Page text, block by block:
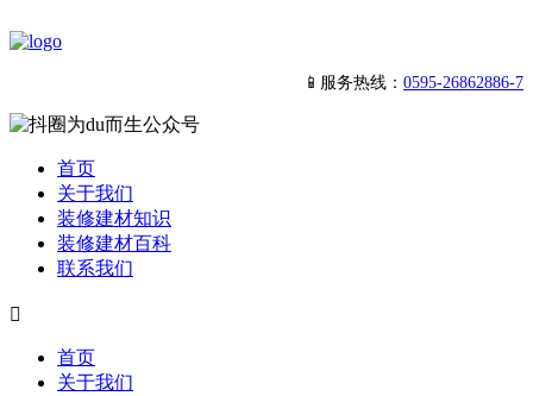
📱服务热线： 0595-26862886-7
首页
关于我们
装修建材知识
装修建材百科
联系我们

首页
关于我们